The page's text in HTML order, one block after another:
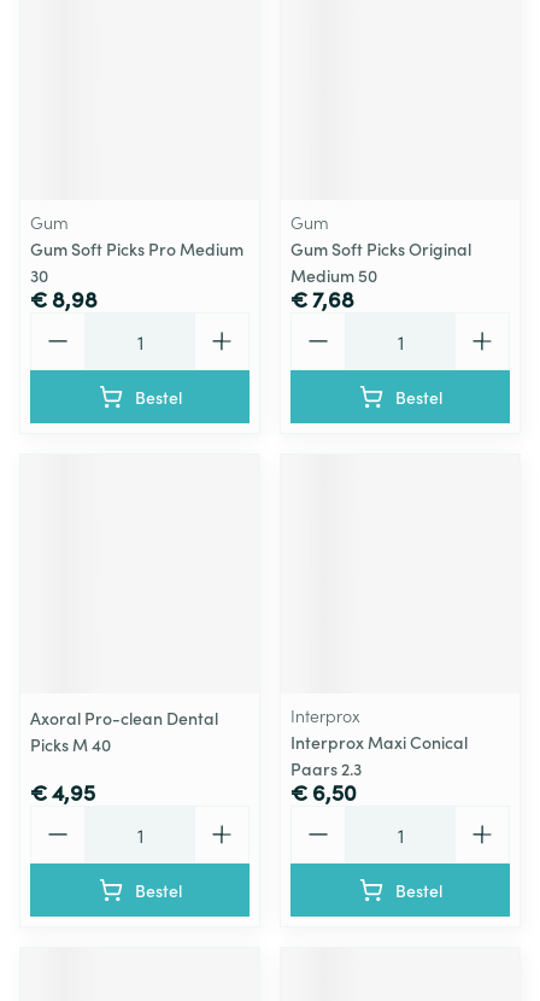
Gum
Gum Soft Picks Pro Medium
30
€ 8,98
Bestel
Gum
Gum Soft Picks Original
Medium 50
€ 7,68
Bestel
Axoral Pro-clean Dental
Picks M 40
€ 4,95
Bestel
Interprox
Interprox Maxi Conical
Paars 2.3
€ 6,50
Bestel